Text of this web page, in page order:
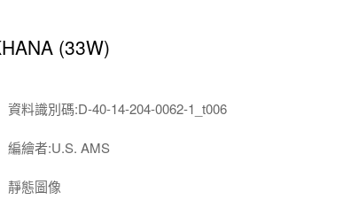
(33W)
資料識別碼:D-40-14-204-0062-1_t006
編繪者:U.S. AMS
靜態圖像